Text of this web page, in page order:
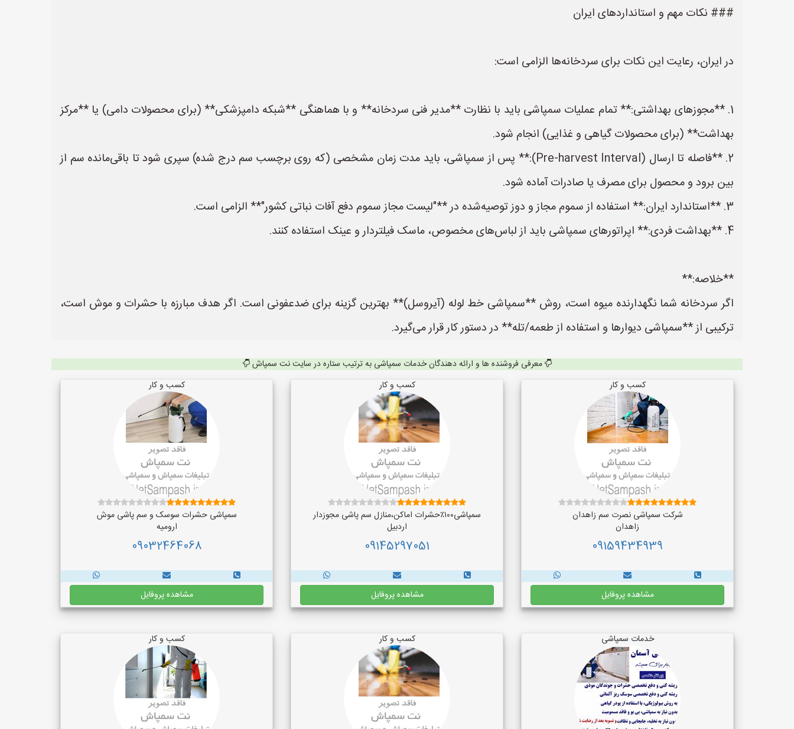
### نکات مهم و استانداردهای ایران
در ایران، رعایت این نکات برای سردخانه‌ها الزامی است:
1. **مجوزهای بهداشتی:** تمام عملیات سمپاشی باید با نظارت **مدیر فنی سردخانه** و با هماهنگی **شبکه دامپزشکی** (برای محصولات دامی) یا **مرکز
بهداشت** (برای محصولات گیاهی و غذایی) انجام شود.
2. **فاصله تا ارسال (Pre-harvest Interval):** پس از سمپاشی، باید مدت زمان مشخصی (که روی برچسب سم درج شده) سپری شود تا باقی‌مانده سم از
بین برود و محصول برای مصرف یا صادرات آماده شود.
3. **استاندارد ایران:** استفاده از سموم مجاز و دوز توصیه‌شده در **"لیست مجاز سموم دفع آفات نباتی کشور"** الزامی است.
4. **بهداشت فردی:** اپراتورهای سمپاشی باید از لباس‌های مخصوص، ماسک فیلتردار و عینک استفاده کنند.
**خلاصه:**
اگر سردخانه شما نگهدارنده میوه است، روش **سمپاشی خط لوله (آیروسل)** بهترین گزینه برای ضدعفونی است. اگر هدف مبارزه با حشرات و موش است،
ترکیبی از **سمپاشی دیوارها و استفاده از طعمه/تله** در دستور کار قرار می‌گیرد.
معرفی فروشنده ها و ارائه دهندگان خدمات سمپاشی به ترتیب ستاره در سایت نت سمپاش
کسب و کار
شرکت سمپاشی نصرت سم زاهدان
زاهدان
09159434939
مشاهده پروفایل
کسب و کار
سمپاشی۱۰۰٪حشرات اماکن،منازل سم پاشی مجوزدار
اردبیل
09145297051
مشاهده پروفایل
کسب و کار
سمپاشی حشرات سوسک و سم پاشی موش
ارومیه
09032464068
مشاهده پروفایل
خدمات سمپاشی کسب و کار کسب و کار